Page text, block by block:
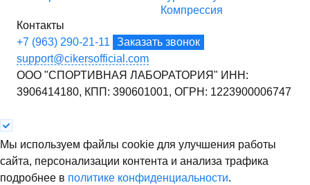
Компрессия
Контакты
+7 (963) 290-21-11
Заказать звонок
support@cikersofficial.com
ООО "СПОРТИВНАЯ ЛАБОРАТОРИЯ" ИНН:
3906414180, КПП: 390601001, ОГРН: 1223900006747
Мы используем файлы cookie для улучшения работы
сайта, персонализации контента и анализа трафика
подробнее в политике конфиденциальности.